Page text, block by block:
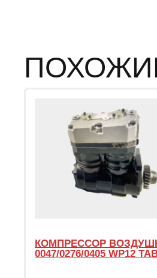
КОМПРЕССОР
0047/0276/0405 WP12